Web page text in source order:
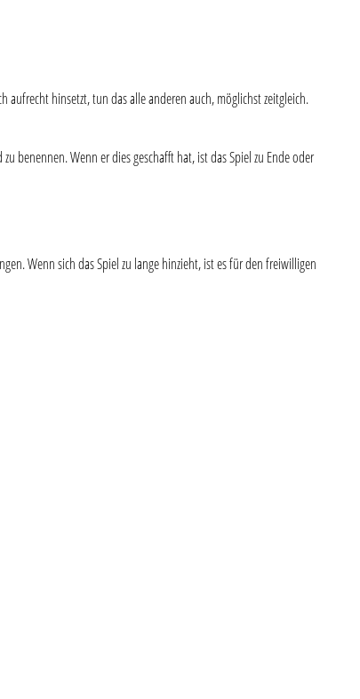
hinsetzt, tun das alle anderen auch, möglichst zeitgleich.
benennen. Wenn er dies geschafft hat, ist das Spiel zu Ende oder
Wenn sich das Spiel zu lange hinzieht, ist es für den freiwilligen